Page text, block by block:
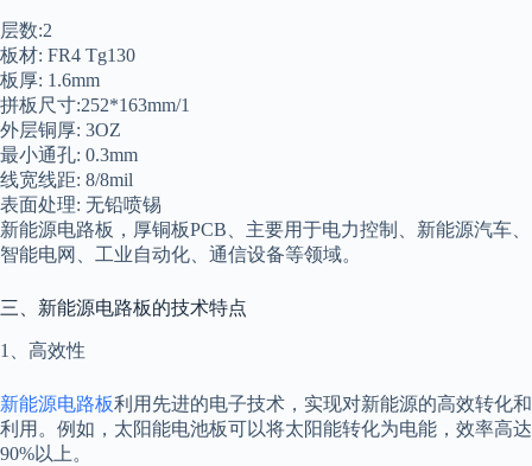
层数:2
板材: FR4 Tg130
板厚: 1.6mm
拼板尺寸:252*163mm/1
外层铜厚: 3OZ
最小通孔: 0.3mm
线宽线距: 8/8mil
表面处理: 无铅喷锡
新能源电路板，厚铜板PCB、主要用于电力控制、新能源汽车、
智能电网、工业自动化、通信设备等领域。
三、新能源电路板的技术特点
1、高效性
新能源电路板利用先进的电子技术，实现对新能源的高效转化和
利用。例如，太阳能电池板可以将太阳能转化为电能，效率高达
90%以上。